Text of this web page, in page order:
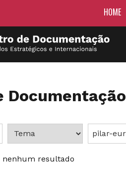
HOME
Documentação
nenhum resultado